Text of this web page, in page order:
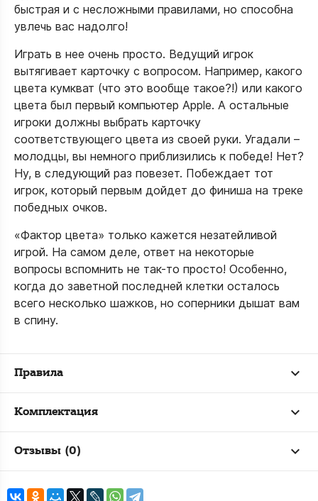
быстрая и с несложными правилами, но способна
увлечь вас надолго!
Играть в нее очень просто. Ведущий игрок
вытягивает карточку с вопросом. Например, какого
цвета кумкват (что это вообще такое?!) или какого
цвета был первый компьютер Apple. А остальные
игроки должны выбрать карточку
соответствующего цвета из своей руки. Угадали –
молодцы, вы немного приблизились к победе! Нет?
Ну, в следующий раз повезет. Побеждает тот
игрок, который первым дойдет до финиша на треке
победных очков.
«Фактор цвета» только кажется незатейливой
игрой. На самом деле, ответ на некоторые
вопросы вспомнить не так-то просто! Особенно,
когда до заветной последней клетки осталось
всего несколько шажков, но соперники дышат вам
в спину.
Правила
Комплектация
Отзывы (0)